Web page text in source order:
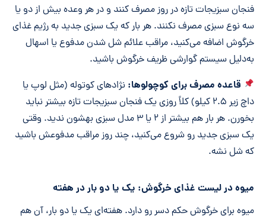
فنجان سبزیجات تازه در روز مصرف کنند و در هر وعده بیش از دو یا
سه نوع سبزی مصرف نکنند. هر بار که یک سبزی جدید به رژیم غذای
خرگوش اضافه می‌کنید، مراقب علائم شل شدن مدفوع یا اسهال
به‌دلیل سیستم گوارشی ظریف خرگوش باشید.
قاعده مصرف برای کوچولوها: نژادهای کوتوله (مثل لوپ یا
داچ زیر ۲.۵ کیلو) کلاً روزی یک فنجان سبزیجات تازه بیشتر نباید
بخورن. هر بار هم بیشتر از ۲ یا ۳ مدل سبزی بهشون ندید. وقتی
یک سبزی جدید رو شروع می‌کنید، چند روز مراقب مدفوعش باشید
که شل نشه.
میوه در لیست غذای خرگوش: یک یا دو بار در هفته
میوه برای خرگوش حکم دسر رو دارد. هفته‌ای یک یا دو بار، آن هم